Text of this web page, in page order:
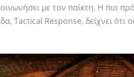
με τον παίκτη. Η πιο
Tactical Response, δείχνει ότι